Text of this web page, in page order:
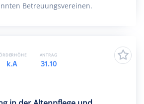
Betreuungsvereinen.
k.A
ANTRAG
31.10